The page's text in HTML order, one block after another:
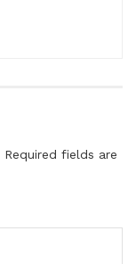
Required fields are